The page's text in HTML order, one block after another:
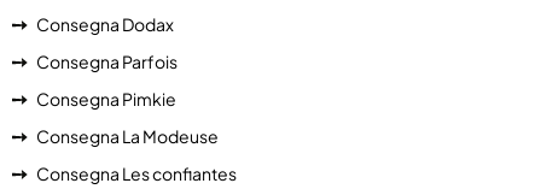
Consegna Dodax
Consegna Parfois
Consegna Pimkie
Consegna La Modeuse
Consegna Les confiantes